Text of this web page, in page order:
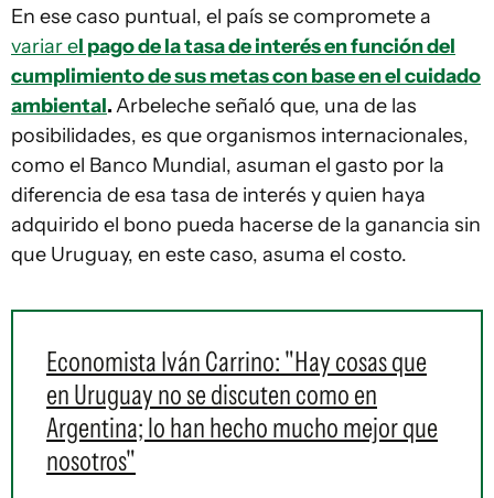
En ese caso puntual, el país se compromete a
variar el pago de la tasa de interés en función del
cumplimiento de sus metas con base en el cuidado
ambiental.Arbeleche señaló que, una de las
posibilidades, es que organismos internacionales,
como el Banco Mundial, asuman el gasto por la
diferencia de esa tasa de interés y quien haya
adquirido el bono pueda hacerse de la ganancia sin
que Uruguay, en este caso, asuma el costo.
Economista Iván Carrino: "Hay cosas que
en Uruguay no se discuten como en
Argentina; lo han hecho mucho mejor que
nosotros"